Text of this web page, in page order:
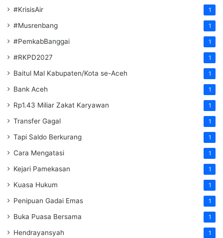
#KrisisAir 1
#Musrenbang 1
#PemkabBanggai 1
#RKPD2027 1
Baitul Mal Kabupaten/Kota se-Aceh 1
Bank Aceh 1
Rp1.43 Miliar Zakat Karyawan 1
Transfer Gagal 1
Tapi Saldo Berkurang 1
Cara Mengatasi 1
Kejari Pamekasan 1
Kuasa Hukum 1
Penipuan Gadai Emas 1
Buka Puasa Bersama 1
Hendrayansyah 1